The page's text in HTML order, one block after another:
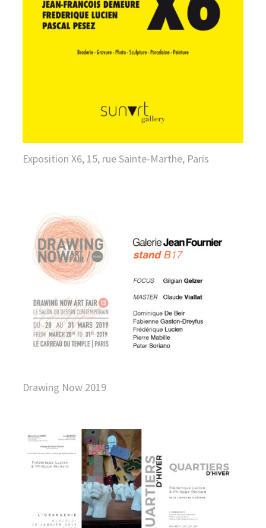
Exposition X6, 15, rue Sainte-Marthe, Paris
Drawing Now 2019